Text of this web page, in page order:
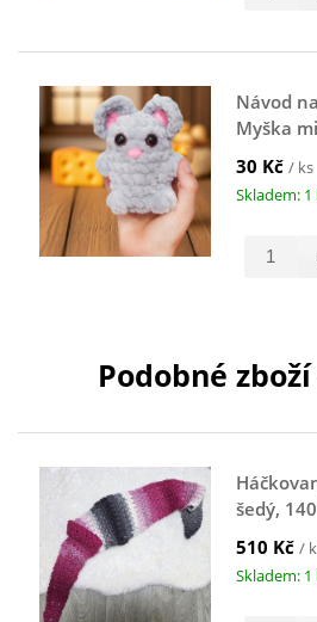
Návod
Myška
30 Kč / ks
Skladem: 1
Podobné zboží
šedý,
510 Kč /
Skladem: 1